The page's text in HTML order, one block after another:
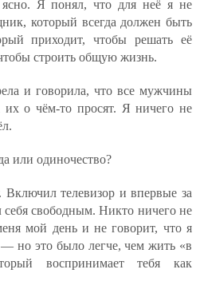
Я понял, что для неё я не
который всегда должен быть
приходит, чтобы решать её
строить общую жизнь.
и говорила, что все мужчины
их о чём-то просят. Я ничего не
или одиночество?
Включил телевизор и впервые за
себя свободным. Никто ничего не
мой день и не говорит, что я
но это было легче, чем жить «в
воспринимает тебя как